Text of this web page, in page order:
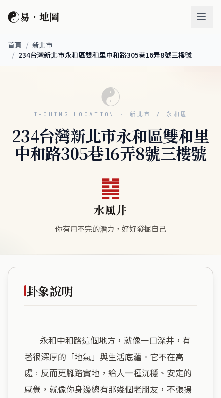
☯易．地圖
首頁 / 新北市
/ 234台灣新北市永和區雙和里中和路305巷16弄8號三樓號
☯
I-CHING LOCATION · 新北市 / 永和區
234台灣新北市永和區雙和里
中和路305巷16弄8號三樓號
䷯
水風井
你有用不完的潛力，好好發掘自己
卦象說明
著很深厚的「地氣」與生活底蘊。它不在高
處，反而更腳踏實地，給人一種沉穩、安定的
感覺，就像你身邊總有那幾個老朋友，不張揚